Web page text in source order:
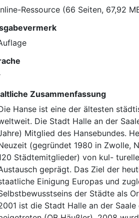
Ressource (66 Seiten, 67,92
Zusammenfassung
Hanse ist eine der ältesten
Die Stadt Halle an der
Mitglied des Hansebundes.
(gegründet 1980 in Zwolle,
Städtemitglieder) von kul-
geprägt. Das Ziel der
Einigung Europas und
der Städte als
ist die Stadt Halle an der